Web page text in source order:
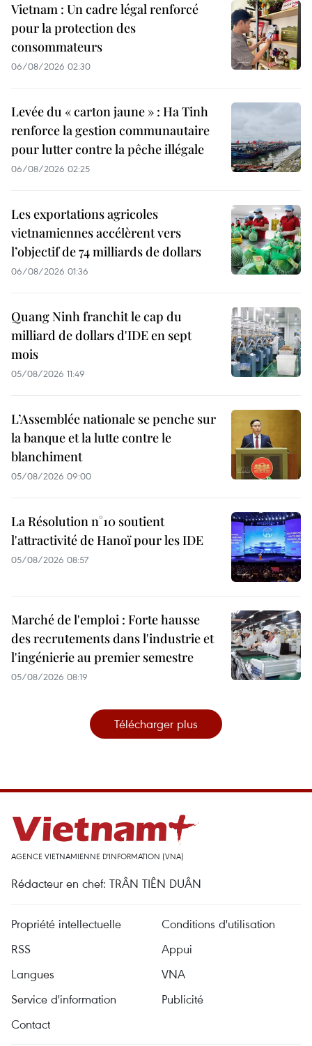
Vietnam : Un cadre légal renforcé
pour la protection des
consommateurs
06/08/2026 02:30
Levée du « carton jaune » : Ha Tinh
renforce la gestion communautaire
pour lutter contre la pêche illégale
06/08/2026 02:25
Les exportations agricoles
vietnamiennes accélèrent vers
l’objectif de 74 milliards de dollars
06/08/2026 01:36
Quang Ninh franchit le cap du
milliard de dollars d'IDE en sept
mois
05/08/2026 11:49
L’Assemblée nationale se penche sur
la banque et la lutte contre le
blanchiment
05/08/2026 09:00
La Résolution n°10 soutient
l'attractivité de Hanoï pour les IDE
05/08/2026 08:57
Marché de l'emploi : Forte hausse
des recrutements dans l'industrie et
l'ingénierie au premier semestre
05/08/2026 08:19
Télécharger plus
AGENCE VIETNAMIENNE D'INFORMATION (VNA)
Rédacteur en chef: TRÂN TIÊN DUÂN
Propriété intellectuelle
Conditions d'utilisation
RSS
Appui
Langues
VNA
Service d'information
Publicité
Contact